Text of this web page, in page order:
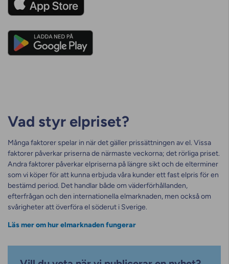
Vad styr elpriset?
Många faktorer spelar in när det gäller prissättningen av el. Vissa
faktorer påverkar priserna de närmaste veckorna; det rörliga priset.
Andra faktorer påverkar elpriserna på längre sikt och de elterminer
som vi köper för att kunna erbjuda våra kunder ett fast elpris för en
bestämd period. Det handlar både om väderförhållanden,
efterfrågan och den internationella elmarknaden, men också om
svårigheter att överföra el söderut i Sverige.
Läs mer om hur elmarknaden fungerar